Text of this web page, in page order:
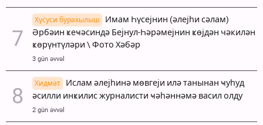
Хүсуси бурахылыш
Имам Һүсејнин (әлејһи сәлам)
Әрбәин ҝеҹәсиндә Бејнул-Һәрәмејнин ҝөјдән чәкилән
ҝөрүнтүләри \ Фото Хәбәр
3 gün əvvəl
Хидмәт
Ислам әлејһинә мөвгеји илә танынан ҹуһуд
әсилли инҝилис журналисти ҹәһәннәмә васил олду
2 gün əvvəl